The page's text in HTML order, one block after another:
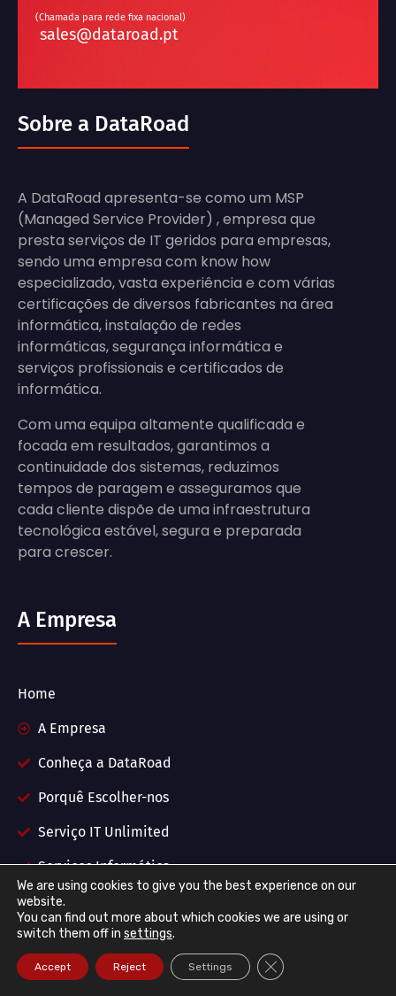
(Chamada para rede fixa nacional)
sales@dataroad.pt
Sobre a DataRoad
A DataRoad apresenta-se como um MSP
(Managed Service Provider) , empresa que
presta serviços de IT geridos para empresas,
sendo uma empresa com know how
especializado, vasta experiência e com várias
certificações de diversos fabricantes na área
informática, instalação de redes
informáticas, segurança informática e
serviços profissionais e certificados de
informática.
Com uma equipa altamente qualificada e
focada em resultados, garantimos a
continuidade dos sistemas, reduzimos
tempos de paragem e asseguramos que
cada cliente dispõe de uma infraestrutura
tecnológica estável, segura e preparada
para crescer.
A Empresa
Home
A Empresa
Conheça a DataRoad
Porquê Escolher-nos
Serviço IT Unlimited
Serviços Informática
Notícias | Projetos
Contactos
FAQ - Serviços IT
We are using cookies to give you the best experience on our
website.
You can find out more about which cookies we are using or
switch them off in settings.
Accept Reject Settings Close GDPR Cookie